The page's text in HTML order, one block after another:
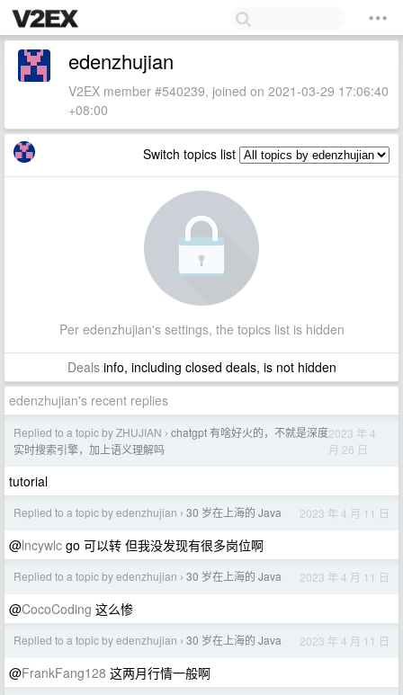
edenzhujian
V2EX member #540239, joined on 2021-03-29 17:06:40
+08:00
Switch topics list
Per edenzhujian's settings, the topics list is hidden
Dealsinfo, including closed deals, is not hidden
edenzhujian's recent replies
Replied to a topic by ZHUJIAN › chatgpt 有啥好火的，不就是深度
实时搜索引擎，加上语义理解吗
2023 年 4
月 26 日
tutorial
Replied to a topic by edenzhujian › 30 岁在上海的 Java 2023 年 4 月 11 日
@lncywlc go 可以转 但我没发现有很多岗位啊
Replied to a topic by edenzhujian › 30 岁在上海的 Java 2023 年 4 月 11 日
@CocoCoding 这么惨
Replied to a topic by edenzhujian › 30 岁在上海的 Java 2023 年 4 月 11 日
@FrankFang128 这两月行情一般啊